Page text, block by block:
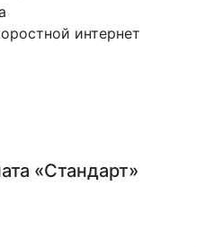
интернет
«Стандарт»